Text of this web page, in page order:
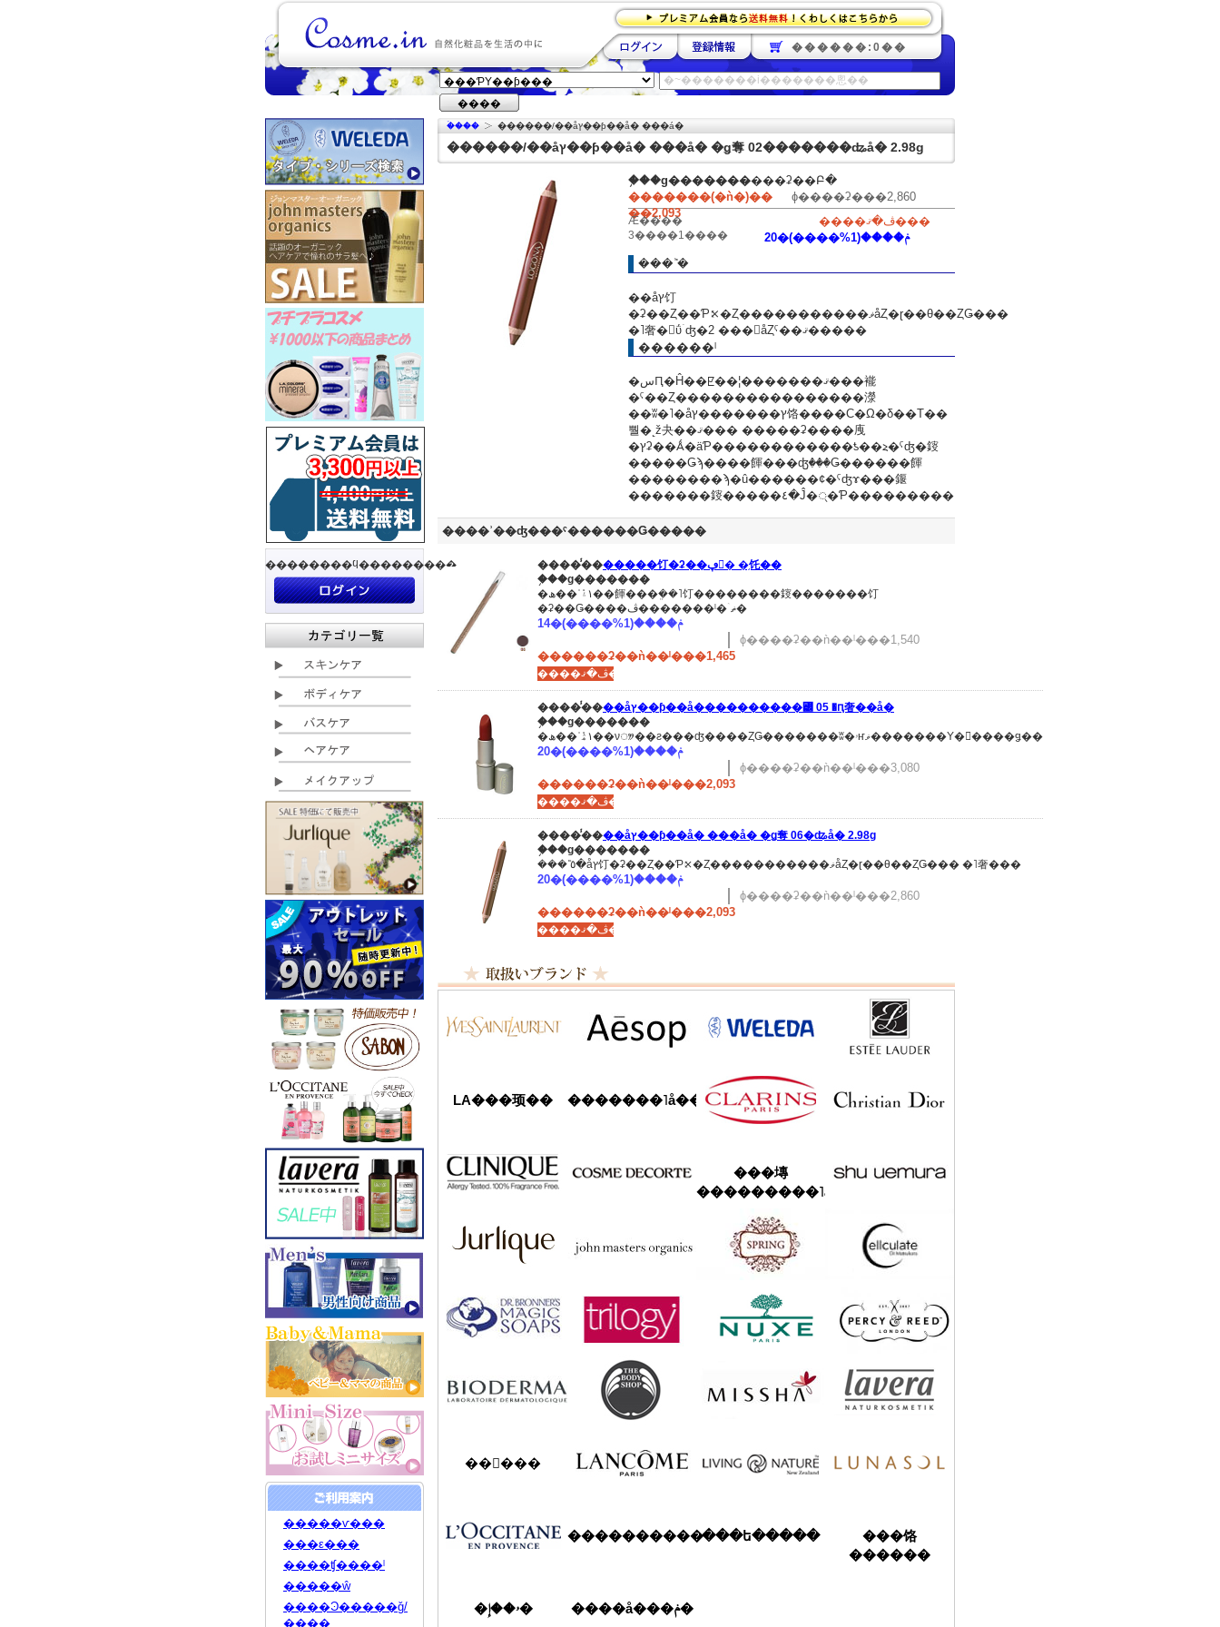
������:0��
����
�ۡ��� ������/��åץ��ƥ��å� ���á�
������/��åץ��ƥ��å� ���å� �ǥ奪 02�������ʥå� 2.98g
�֥��ɡ�������
ɸ����ʡ���2,860
�������(�ǹ�)��
��2,093
����ڤ�ޤ���
Ǽ����
3����1����
���ʡ��Բ�
20�ݥ����(1%����)
���ʾܺ�
��åץ饤
�ʡ��Ȥ��Ƥ⤪�Ȥ�����������ޥåȤ�ɽ��θ��ȤǤ���
�˥奢�󥹤ΰۤʤ�2 ���򥻥åȤˤ��ޤ�����
������ˡ
�سԤ�Ĥ��ꡢ��¦�������ޤ���褦
�ˤ��Ȥ����������������濴
��ʬ�˥�åץ�������ץ饹����С�Ω�δ��Τ��
뿰�˻ž夬��ޤ��� �����ʡ����㡼
�ץʡ��Ǻ�äƤ������������ƾ��ⲹ�ˤʤ�䤹
�����Ǥϡ����餫���ʤ꤬���Ǥ������餫
��������ϡ�û������¢�ˤʤɤ���䤷
�������䤹�����٤�Ĵ�ᤷ�Ƥ���������
����ʾ��ʤ���ˤ������Ǥ�����
����̾��
�����饤�ʡ��ڥ󥷥� �֥饦��
�֥��ɡ�������
�ھ��ʾܺ١۽��餫���ܸ��˥饤��������䤹�������饤
�ʡ��Ǥ����ڤ�������ˡ�ۤޡ�
14�ݥ����(1%����)
ɸ����ʡ��ǹ��ˡ���1,540
������ʡ��ǹ��ˡ���1,465
����ڤ�ޤ���
����̾��
��åץ��ƥ��å����������꡼ 05 �ԥ奢��å�
�֥��ɡ�������
�ھ��ʾܺ١ۿ��νᤤ��ƨ���ʤ����ȤǤ�������ʬ�ۥҥޥ�������Υ�󡢥����ǥ��
20�ݥ����(1%����)
ɸ����ʡ��ǹ��ˡ���3,080
������ʡ��ǹ��ˡ���2,093
����ڤ�ޤ���
����̾��
��åץ��ƥ��å� ���å� �ǥ奪 06�ʥå� 2.98g
�֥��ɡ�������
���ʾܺ٥�åץ饤�ʡ��Ȥ��Ƥ⤪�Ȥ�����������ޥåȤ�ɽ��θ��ȤǤ��� �˥奢���
20�ݥ����(1%����)
ɸ����ʡ��ǹ��ˡ���2,860
������ʡ��ǹ��ˡ���2,093
����ڤ�ޤ���
LA���顼�� �������˥å��ե����ޥ���
���塼
���������˥å�
��󥦥���
�������������ե�����
���饹
������
�ۥ��إ� ����å���ݥ�
��������ϥ���������
�����ѵ���
���ε���
����ʧ����ˡ
�����ŵ
����Ͽ�����ǧ/
����